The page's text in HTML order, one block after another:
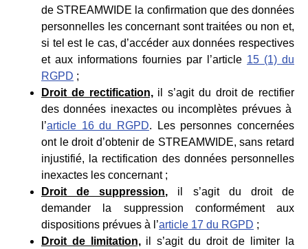
de STREAMWIDE la confirmation que des données
personnelles les concernant sont traitées ou non et,
si tel est le cas, d’accéder aux données respectives
et aux informations fournies par l’article 15 (1) du
RGPD ;
Droit de rectification,il s’agit du droit de rectifier
des données inexactes ou incomplètes prévues à
l’article 16 du RGPD. Les personnes concernées
ont le droit d’obtenir de STREAMWIDE, sans retard
injustifié, la rectification des données personnelles
inexactes les concernant ;
Droit de suppression, il s’agit du droit de
demander la suppression conformément aux
dispositions prévues à l’article 17 du RGPD ;
Droit de limitation,il s’agit du droit de limiter la